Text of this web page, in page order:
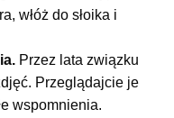
włóż do słoika i
Przez lata związku
Przeglądajcie je
wspomnienia.